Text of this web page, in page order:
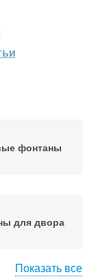
фонтаны
для двора
Показать все